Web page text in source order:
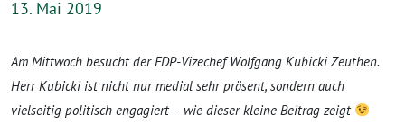
13. Mai 2019
Am Mittwoch besucht der FDP-Vizechef Wolfgang Kubicki Zeuthen.
Herr Kubicki ist nicht nur medial sehr präsent, sondern auch
vielseitig politisch engagiert – wie dieser kleine Beitrag zeigt